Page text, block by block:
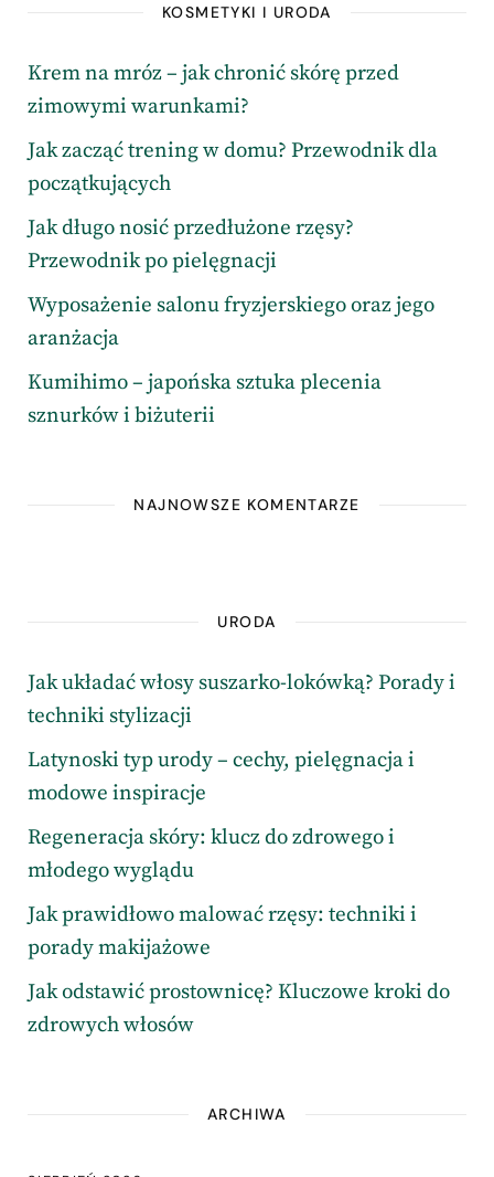
KOSMETYKI I URODA
Krem na mróz – jak chronić skórę przed
zimowymi warunkami?
Jak zacząć trening w domu? Przewodnik dla
początkujących
Jak długo nosić przedłużone rzęsy?
Przewodnik po pielęgnacji
Wyposażenie salonu fryzjerskiego oraz jego
aranżacja
Kumihimo – japońska sztuka plecenia
sznurków i biżuterii
NAJNOWSZE KOMENTARZE
URODA
Jak układać włosy suszarko-lokówką? Porady i
techniki stylizacji
Latynoski typ urody – cechy, pielęgnacja i
modowe inspiracje
Regeneracja skóry: klucz do zdrowego i
młodego wyglądu
Jak prawidłowo malować rzęsy: techniki i
porady makijażowe
Jak odstawić prostownicę? Kluczowe kroki do
zdrowych włosów
ARCHIWA